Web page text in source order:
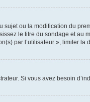
ou la modification du
le titre du sondage et
par l’utilisateur », limiter
Si vous avez besoin